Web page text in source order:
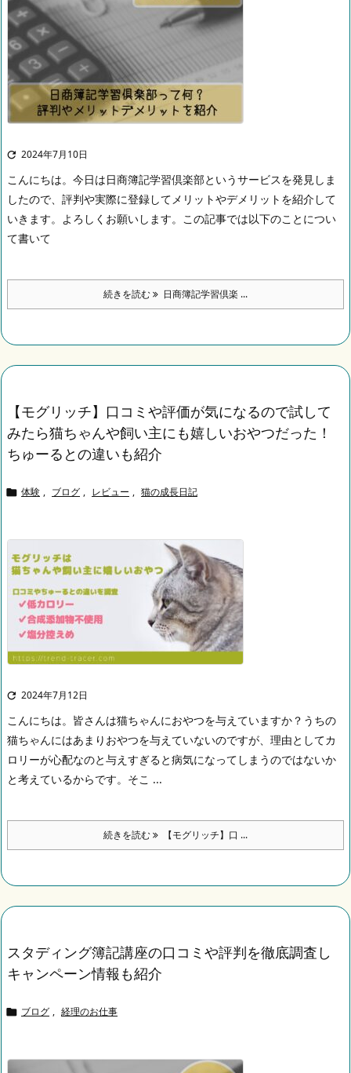
 2024年7月10日
こんにちは。 今日は日商簿記学習倶楽部というサービスを発見しま
したので、評判や実際に登録してメリットやデメリットを紹介して
いきます。 よろしくお願いします。 この記事では以下のことについ
て書いて
続きを読む 日商簿記学習倶楽 ...
【モグリッチ】口コミや評価が気になるので試して
みたら猫ちゃんや飼い主にも嬉しいおやつだった！
ちゅーるとの違いも紹介
 体験 , ブログ , レビュー , 猫の成長日記
 2024年7月12日
こんにちは。 皆さんは猫ちゃんにおやつを与えていますか？うちの
猫ちゃんにはあまりおやつを与えていないのですが、理由としてカ
ロリーが心配なのと与えすぎると病気になってしまうのではないか
と考えているからです。 そこ ...
続きを読む 【モグリッチ】口 ...
スタディング簿記講座の口コミや評判を徹底調査し
キャンペーン情報も紹介
 ブログ , 経理のお仕事